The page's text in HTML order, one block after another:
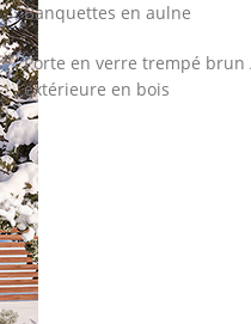
Banquettes en aulne
Porte en verre trempé brun
extérieure en bois